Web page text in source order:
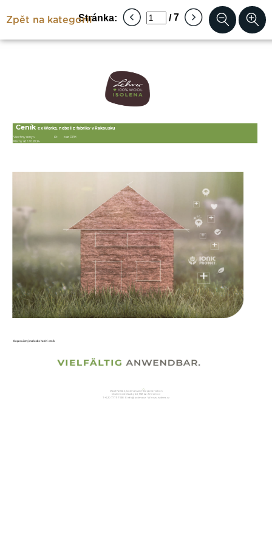
Zpět na kategorii